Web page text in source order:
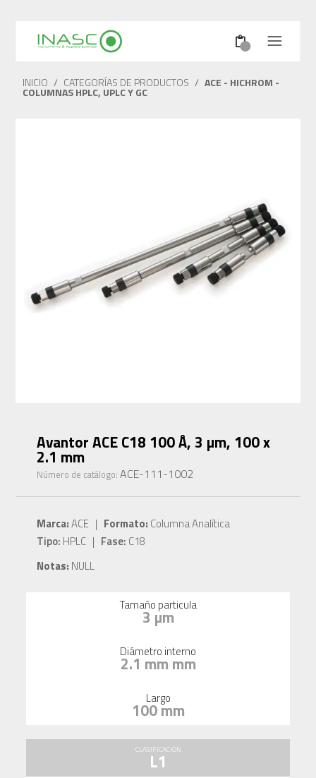
INICIO / CATEGORÍAS DE PRODUCTOS / ACE - HICHROM -
COLUMNAS HPLC, UPLC Y GC
Avantor ACE C18 100 Å, 3 µm, 100 x
2.1 mm
Número de catálogo:ACE-111-1002
Marca:ACE | Formato: Columna Analítica
Tipo: HPLC | Fase: C18
Notas: NULL
Tamaño particula
3 µm
Diámetro interno
2.1 mm mm
Largo
100 mm
CLASIFICACIÓN
L1